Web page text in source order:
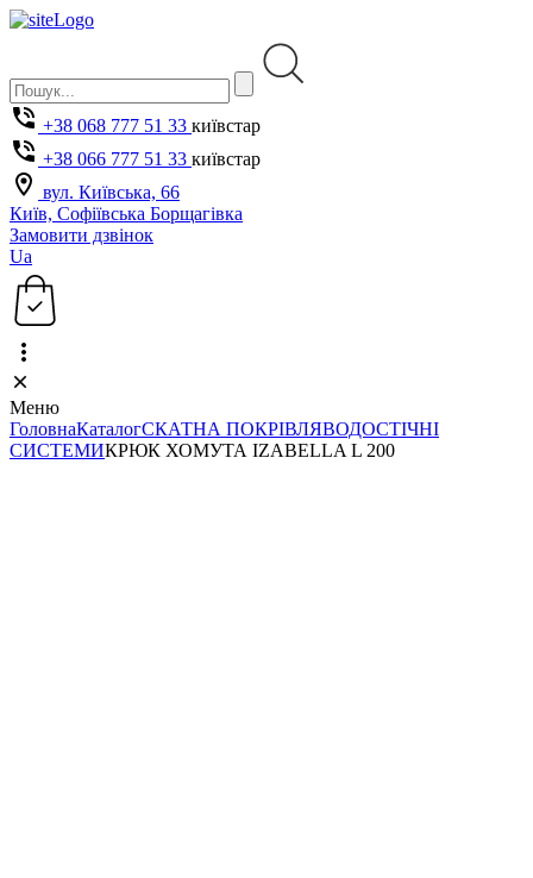
+38 068 777 51 33 київстар
+38 066 777 51 33 київстар
вул. Київська, 66
Київ, Софіївська Борщагівка
Замовити дзвінок
Ua
Меню
ГоловнаКаталогСКАТНА ПОКРІВЛЯВОДОСТІЧНІ
СИСТЕМИКРЮК ХОМУТА IZABELLA L 200